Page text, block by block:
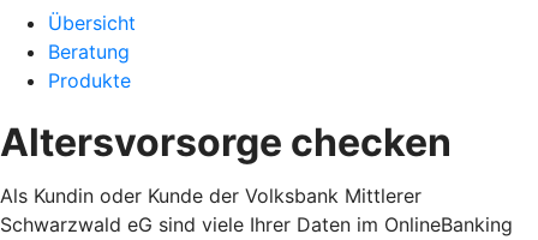
Übersicht
Beratung
Produkte
Altersvorsorge checken
Als Kundin oder Kunde der Volksbank Mittlerer
Schwarzwald eG sind viele Ihrer Daten im OnlineBanking